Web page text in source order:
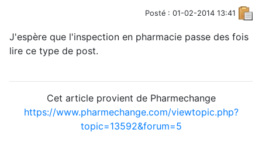
Posté : 01-02-2014 13:41
J'espère que l'inspection en pharmacie passe des fois
lire ce type de post.
Cet article provient de Pharmechange
https://www.pharmechange.com/viewtopic.php?
topic=13592&forum=5